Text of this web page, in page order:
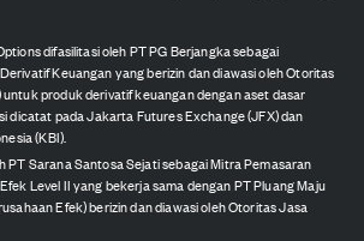
difasilitasi oleh PT PG Berjangka sebagai
Keuangan yang berizin dan diawasi oleh Otoritas
untuk produk derivatif keuangan dengan aset dasar
dicatat pada Jakarta Futures Exchange (JFX) dan
(KBI).
PT Sarana Santosa Sejati sebagai Mitra Pemasaran
Level II yang bekerja sama dengan PT Pluang Maju
Efek) berizin dan diawasi oleh Otoritas Jasa